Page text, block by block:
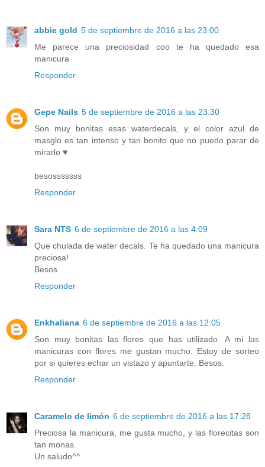
abbie gold 5 de septiembre de 2016 a las 23:00
Me parece una preciosidad coo te ha quedado esa
manicura
Responder
Gepe Nails 5 de septiembre de 2016 a las 23:30
Son muy bonitas esas waterdecals, y el color azul de
masglo es tan intenso y tan bonito que no puedo parar de
mirarlo ♥
besosssssss
Responder
Sara NTS 6 de septiembre de 2016 a las 4:09
Que chulada de water decals. Te ha quedado una manicura
preciosa!
Besos
Responder
Enkhaliana 6 de septiembre de 2016 a las 12:05
Son muy bonitas las flores que has utilizado. A mi las
manicuras con flores me gustan mucho. Estoy de sorteo
por si quieres echar un vistazo y apuntarte. Besos.
Responder
Caramelo de limón 6 de septiembre de 2016 a las 17:28
Preciosa la manicura, me gusta mucho, y las florecitas son
tan monas.
Un saludo^^